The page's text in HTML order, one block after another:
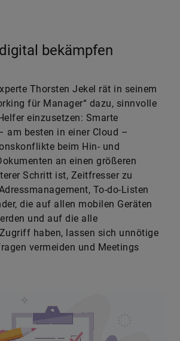
bekämpfen
Thorsten Jekel rät in seinem
für Manager“ dazu, sinnvolle
einzusetzen: Smarte
am besten in einer Cloud –
beim Hin- und
an einen größeren
Schritt ist, Zeitfresser zu
To-do-Listen
die auf allen mobilen Geräten
und auf die alle
haben, lassen sich unnötige
vermeiden und Meetings